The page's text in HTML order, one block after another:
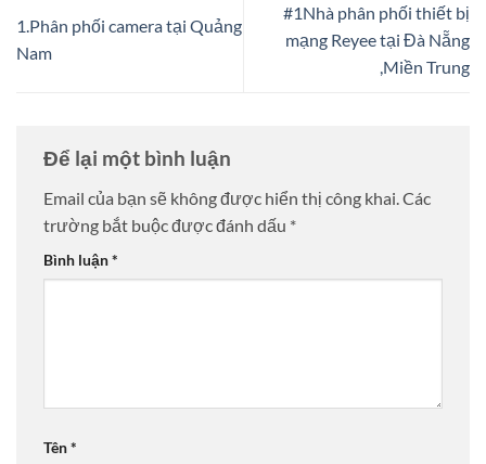
1.Phân phối camera tại Quảng
Nam
#1Nhà phân phối thiết bị
mạng Reyee tại Đà Nẵng
,Miền Trung
Để lại một bình luận
Email của bạn sẽ không được hiển thị công khai.Các
trường bắt buộc được đánh dấu *
Bình luận*
Tên*